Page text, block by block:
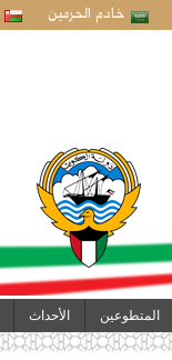
خادم الحرمين
المتطوعين الأحداث